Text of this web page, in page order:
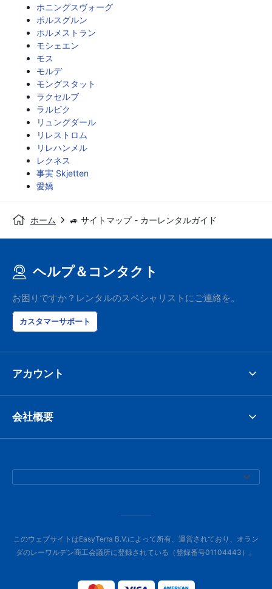
ホニングスヴォーグ
ポルスグルン
ホルメストラン
モシェエン
モス
モルデ
モングスタット
ラクセルブ
ラルビク
リュングダール
リレストロム
リレハンメル
レクネス
事実 Skjetten
愛嬌
ホーム 🚙 サイトマップ - カーレンタルガイド
ヘルプ＆コンタクト
お困りですか？レンタルのスペシャリストにご連絡を。
カスタマーサポート
アカウント
会社概要
このウェブサイトはEasyTerra B.V.によって所有、運営されており、オラン
ダのレーワルデン商工会議所に登録されている（登録番号01104443）。